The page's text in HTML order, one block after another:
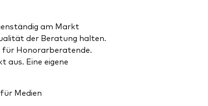
am Markt
der Beratung halten.
für Honorarberatende.
aus. Eine eigene
Medien